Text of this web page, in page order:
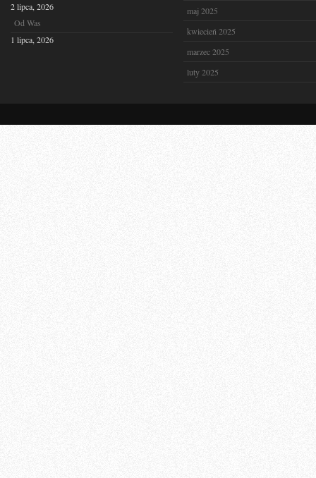
2 lipca, 2026
Od Was
1 lipca, 2026
maj 2025
kwiecień 2025
marzec 2025
luty 2025